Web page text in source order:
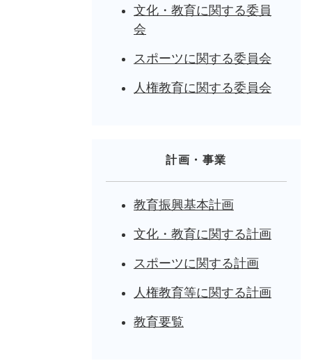
文化・教育に関する委員
会
スポーツに関する委員会
人権教育に関する委員会
計画・事業
教育振興基本計画
文化・教育に関する計画
スポーツに関する計画
人権教育等に関する計画
教育要覧